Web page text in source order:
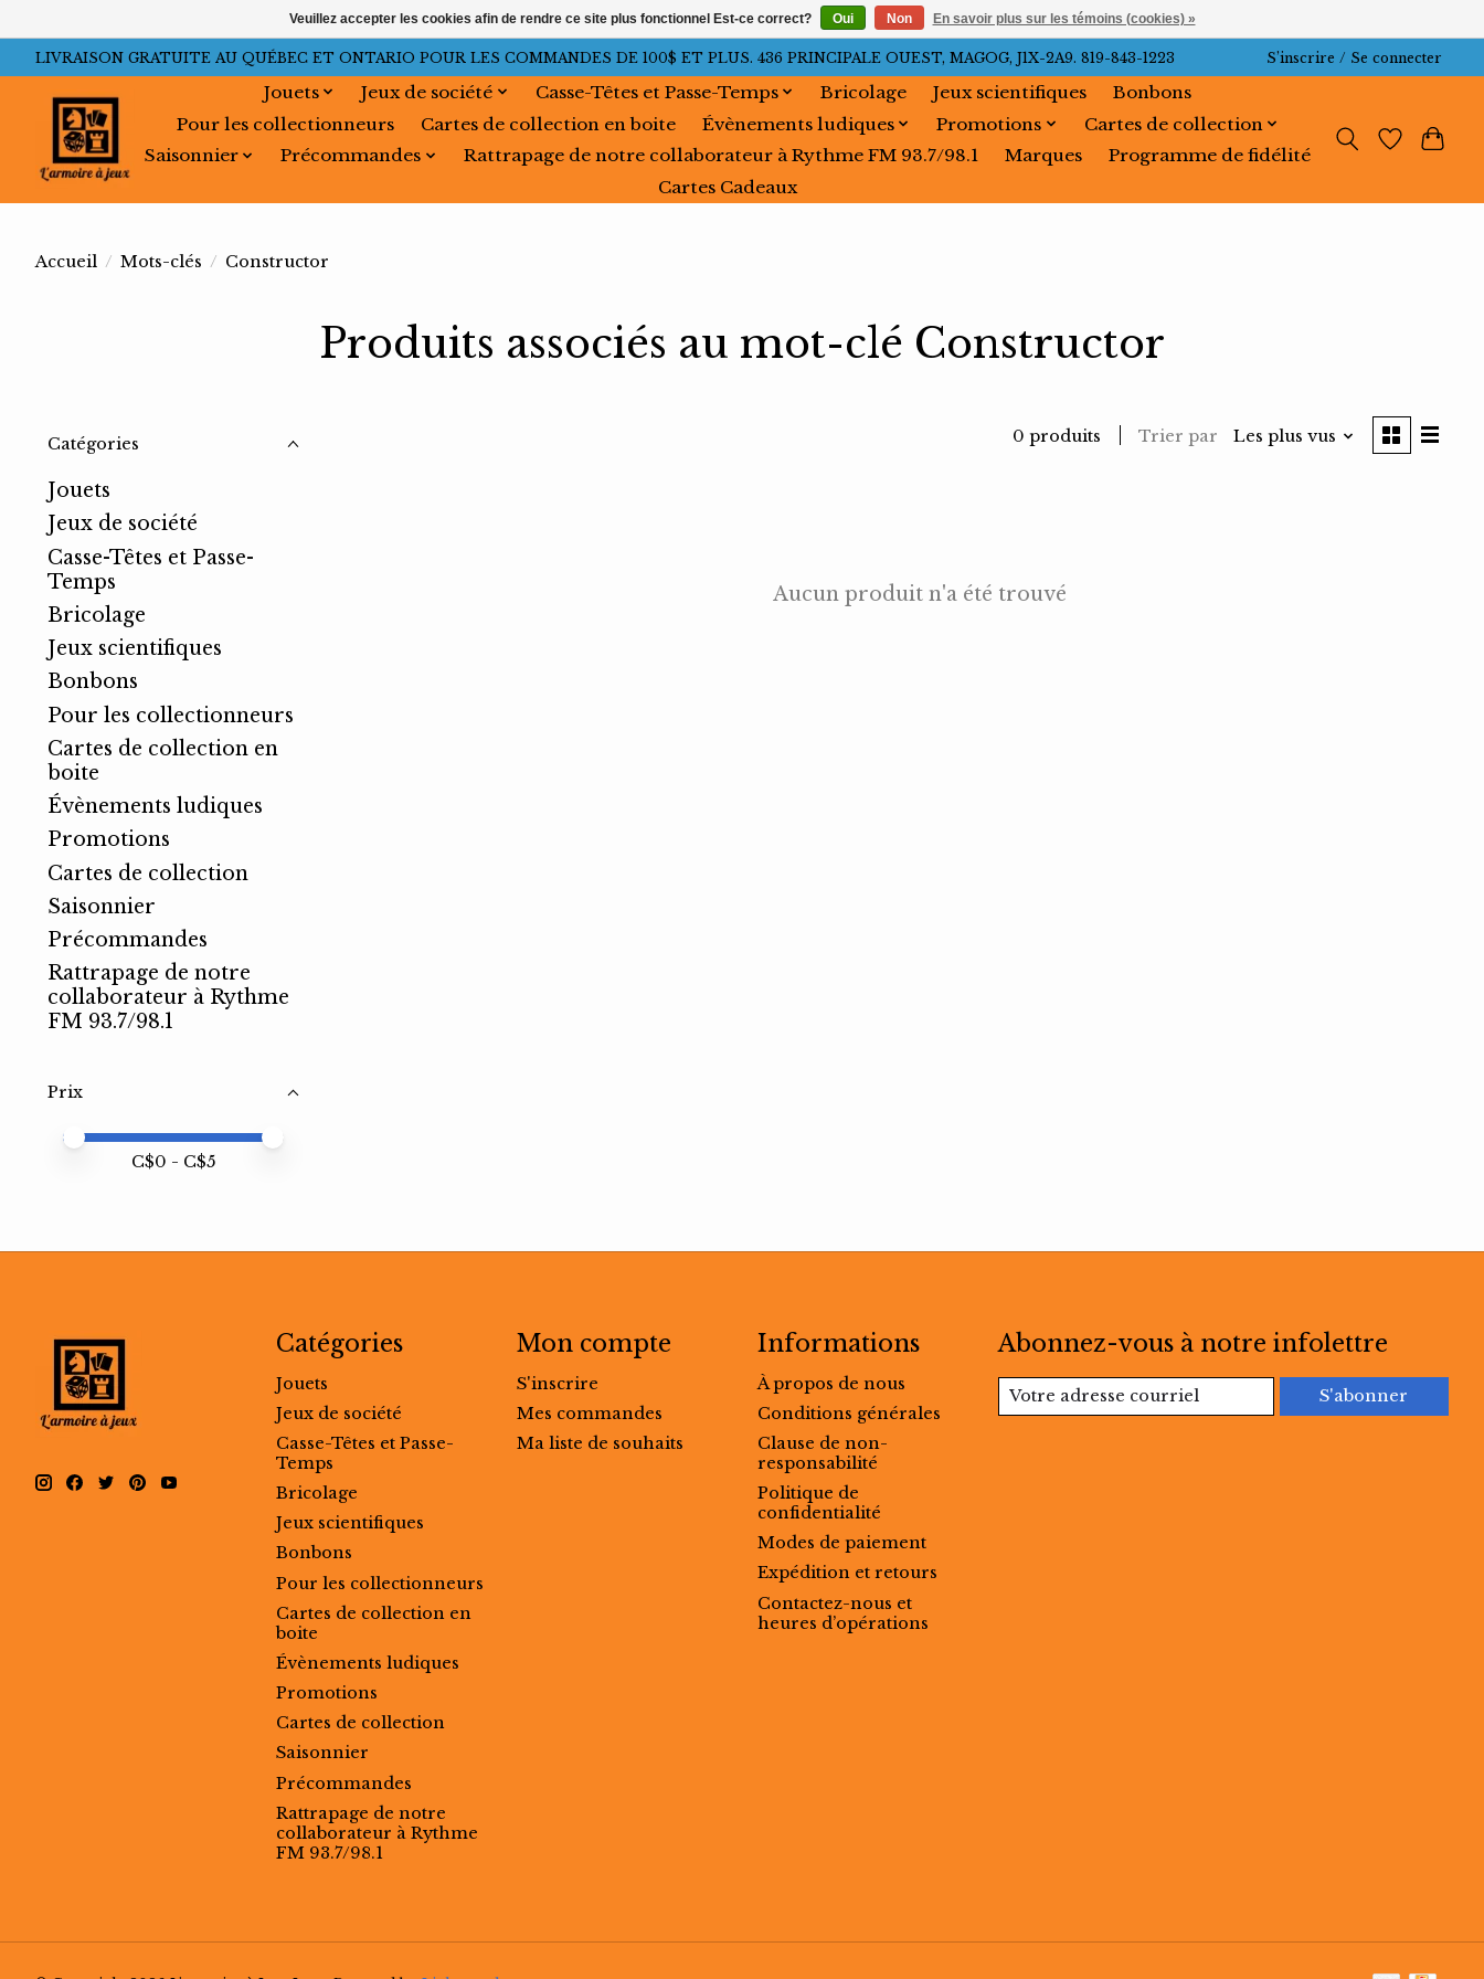
LIVRAISON GRATUITE AU QUÉBEC ET ONTARIO POUR LES COMMANDES DE 100$ ET PLUS. 436 PRINCIPALE OUEST, MAGOG, J1X-2A9. 819-843-1223 S’inscrire / Se connecter
Jouets Jeux de société Casse-Têtes et Passe-Temps Bricolage Jeux scientifiques
Bonbons
Pour les collectionneurs
Cartes de collection en boite Évènements ludiques Promotions
Cartes de collection
Saisonnier
Précommandes Rattrapage de notre collaborateur à Rythme FM 93.7/98.1 Marques
Programme de fidélité
Cartes Cadeaux
Accueil / Mots-clés / Constructor
Produits associés au mot-clé Constructor
Catégories
Jouets
Jeux de société
Casse-Têtes et Passe-
Temps
Bricolage
Jeux scientifiques
Bonbons
Pour les collectionneurs
Cartes de collection en
boite
Évènements ludiques
Promotions
Cartes de collection
Saisonnier
Précommandes
Rattrapage de notre
collaborateur à Rythme
FM 93.7/98.1
Prix
Prix minimum
Price maximum value
C$0 - C$5
0 produits Trier par Les plus vus
Aucun produit n'a été trouvé
Catégories
Jouets
Jeux de société
Casse-Têtes et Passe-
Temps
Bricolage
Jeux scientifiques
Bonbons
Pour les collectionneurs
Cartes de collection en
boite
Évènements ludiques
Promotions
Cartes de collection
Saisonnier
Précommandes
Rattrapage de notre
collaborateur à Rythme
FM 93.7/98.1
Mon compte
S'inscrire
Mes commandes
Ma liste de souhaits
Informations
À propos de nous
Conditions générales
Clause de non-
responsabilité
Politique de
confidentialité
Modes de paiement
Expédition et retours
Contactez-nous et
heures d’opérations
Abonnez-vous à notre infolettre
S'abonner
Veuillez accepter les cookies afin de rendre ce site plus fonctionnel Est-ce correct? Oui Non En savoir plus sur les témoins (cookies) »